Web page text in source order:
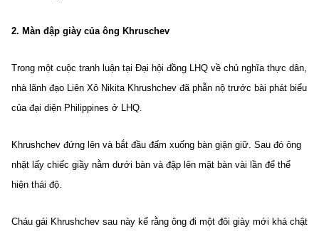
Hotline: 0981.119.189
MẠNG XÃ HỘI
2. Màn đập giày của ông Khruschev
Trong một cuộc tranh luận tại Đại hội đồng LHQ về chủ nghĩa thực dân,
nhà lãnh đạo Liên Xô Nikita Khrushchev đã phẫn nộ trước bài phát biểu
của đại diện Philippines ở LHQ.
Khrushchev đứng lên và bắt đầu đấm xuống bàn giận giữ. Sau đó ông
nhặt lấy chiếc giầy nằm dưới bàn và đập lên mặt bàn vài lần để thể
hiện thái độ.
Cháu gái Khrushchev sau này kể rằng ông đi một đôi giày mới khá chật